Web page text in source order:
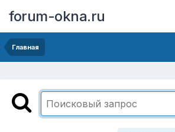
forum-okna.ru
Главная